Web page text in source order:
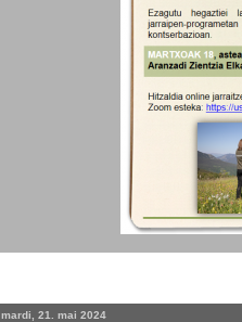
mardi, 21. mai 2024